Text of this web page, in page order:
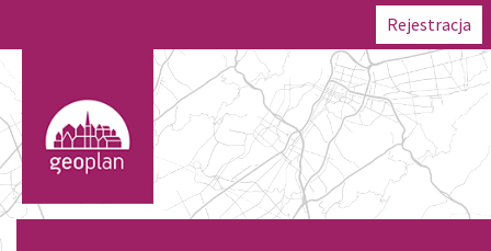
Rejestracja